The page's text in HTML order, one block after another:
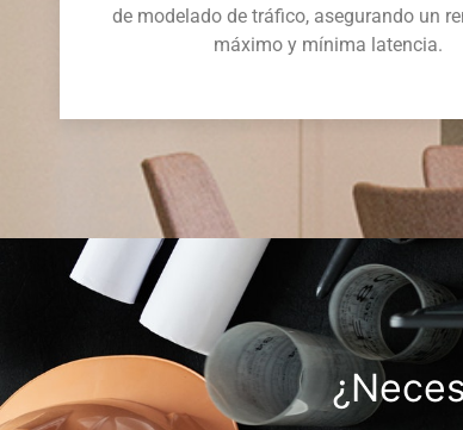
de modelado de tráfico, asegurando un
máximo y mínima latencia.